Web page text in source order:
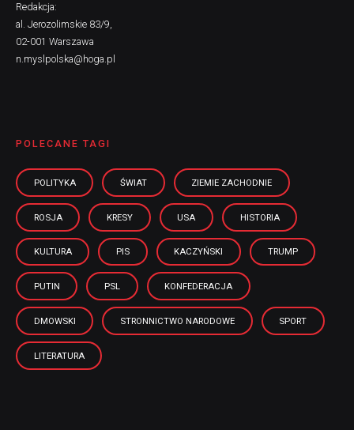
Redakcja:
al. Jerozolimskie 83/9,
02-001 Warszawa
n.myslpolska@hoga.pl
POLECANE TAGI
POLITYKA ŚWIAT ZIEMIE ZACHODNIE
ROSJA KRESY USA HISTORIA
KULTURA PIS KACZYŃSKI TRUMP
PUTIN PSL KONFEDERACJA
DMOWSKI STRONNICTWO NARODOWE SPORT
LITERATURA